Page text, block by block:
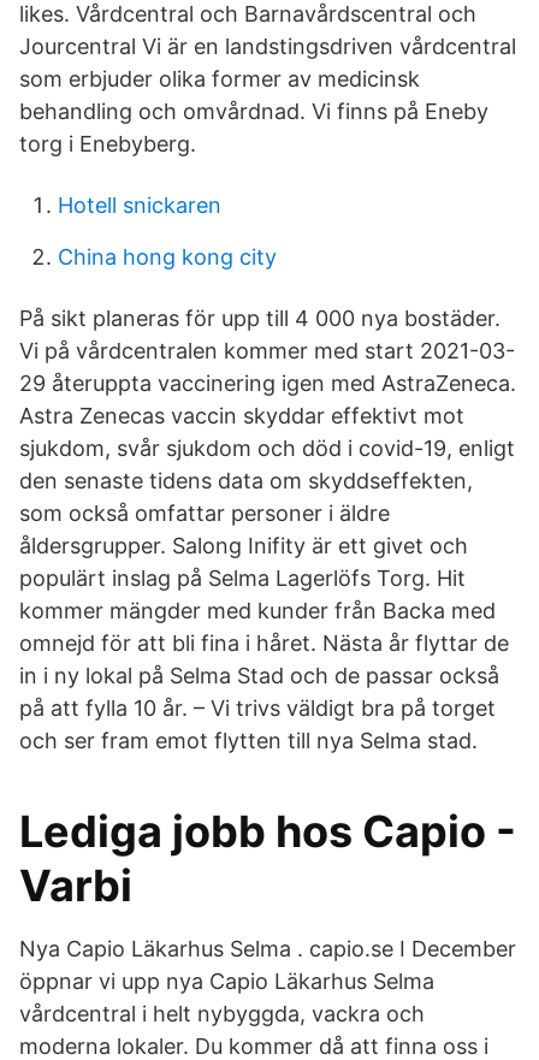
likes. Vårdcentral och Barnavårdscentral och
Jourcentral Vi är en landstingsdriven vårdcentral
som erbjuder olika former av medicinsk
behandling och omvårdnad. Vi finns på Eneby
torg i Enebyberg.
Hotell snickaren
China hong kong city
På sikt planeras för upp till 4 000 nya bostäder.
Vi på vårdcentralen kommer med start 2021-03-
29 återuppta vaccinering igen med AstraZeneca.
Astra Zenecas vaccin skyddar effektivt mot
sjukdom, svår sjukdom och död i covid-19, enligt
den senaste tidens data om skyddseffekten,
som också omfattar personer i äldre
åldersgrupper. Salong Inifity är ett givet och
populärt inslag på Selma Lagerlöfs Torg. Hit
kommer mängder med kunder från Backa med
omnejd för att bli fina i håret. Nästa år flyttar de
in i ny lokal på Selma Stad och de passar också
på att fylla 10 år. – Vi trivs väldigt bra på torget
och ser fram emot flytten till nya Selma stad.
Lediga jobb hos Capio -
Varbi
Nya Capio Läkarhus Selma . capio.se I December
öppnar vi upp nya Capio Läkarhus Selma
vårdcentral i helt nybyggda, vackra och
moderna lokaler. Du kommer då att finna oss i